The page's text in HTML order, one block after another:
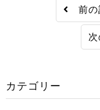
前の
カテゴリー